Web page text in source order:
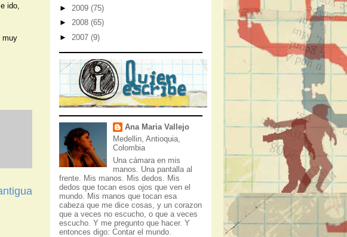
ido,
muy
► 2009 (75)
► 2008 (65)
► 2007 (9)
Ana Maria Vallejo
Medellin, Antioquia,
Colombia
Una cámara en mis
manos. Una pantalla al
frente. Mis manos. Mis dedos. Mis
dedos que tocan esos ojos que ven el
mundo. Mis manos que tocan esa
cabeza que me dice cosas, y un corazon
que a veces no escucho, o que a veces
escucho. Y me pregunto que hacer. Y
entonces digo: Contar el mundo.